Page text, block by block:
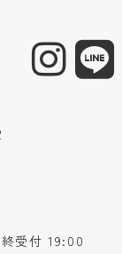
受付 19:00